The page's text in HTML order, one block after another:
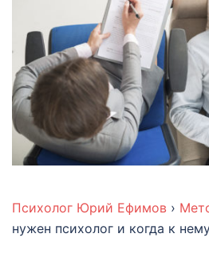
Психолог Юрий Ефимов ›
нужен психолог и когда к